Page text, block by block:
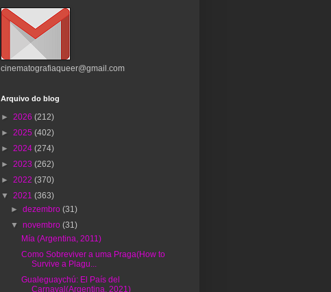
cinematografiaqueer@gmail.com
Arquivo do blog
► 2026 (212)
► 2025 (402)
► 2024 (274)
► 2023 (262)
► 2022 (370)
▼ 2021 (363)
►dezembro(31)
▼novembro(31)
Mía (Argentina, 2011)
Como Sobreviver a uma Praga(How to
Survive a Plagu...
Gualeguaychú: El País del
Carnaval(Argentina, 2021)